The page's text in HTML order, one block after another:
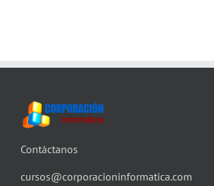
Contáctanos
cursos@corporacioninformatica.com